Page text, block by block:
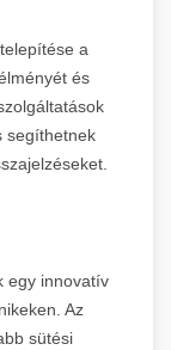
a
és
segíthetnek
egy innovatív
Az
sütési